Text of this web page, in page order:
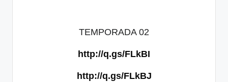
TEMPORADA 02
http://q.gs/FLkBI
http://q.gs/FLkBJ